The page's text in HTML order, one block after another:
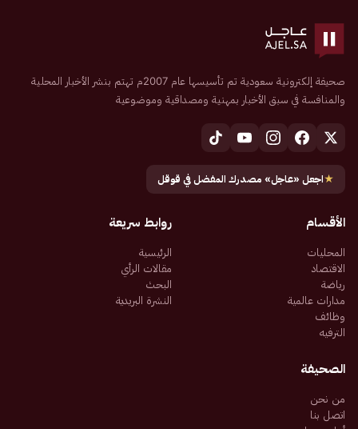
صحيفة إلكترونية سعودية تم تأسيسها عام 2007م تهتم بنشر الأخبار المحلية
والمنافسة في سبق الأخبار بمهنية ومصداقية وموضوعية
★اجعل «عاجل» مصدرك المفضل في قوقل
الأقسام
المحليات
الاقتصاد
رياضة
مدارات عالمية
وظائف
الترفيه
روابط سريعة
الرئيسية
مقالات الرأي
البحث
النشرة البريدية
الصحيفة
من نحن
اتصل بنا